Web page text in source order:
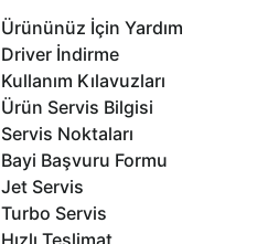
Ürününüz İçin Yardım
Driver İndirme
Kullanım Kılavuzları
Ürün Servis Bilgisi
Servis Noktaları
Bayi Başvuru Formu
Jet Servis
Turbo Servis
Hızlı Teslimat